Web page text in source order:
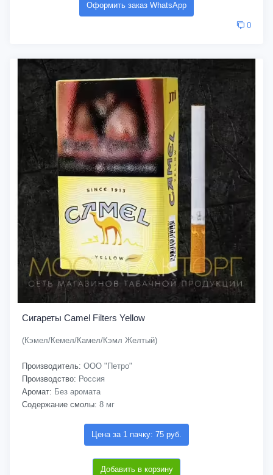
Оформить заказ WhatsApp
0
Сигареты Camel Filters Yellow
(Кэмел/Кемел/Камел/Кэмл Желтый)
Производитель: ООО "Петро"
Производство: Россия
Аромат: Без аромата
Содержание смолы: 8 мг
Цена за 1 пачку: 75 руб.
Добавить в корзину